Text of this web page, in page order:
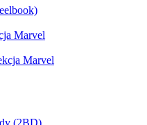
Marvel
Marvel
(2BD)